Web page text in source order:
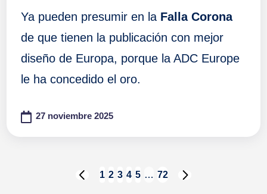
Ya pueden presumir en la Falla Corona
de que tienen la publicación con mejor
diseño de Europa, porque la ADC Europe
le ha concedido el oro.
27 noviembre 2025
Paginación
PÁGINA
1 2 3 4 5 … 72